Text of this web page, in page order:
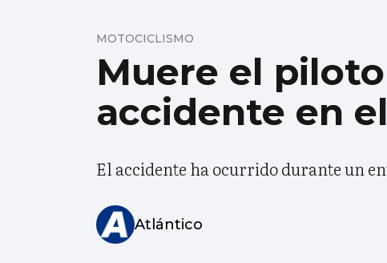
Muere el
accidente en
MOTOCICLISMO
El accidente ha ocurrido durante un
Atlántico